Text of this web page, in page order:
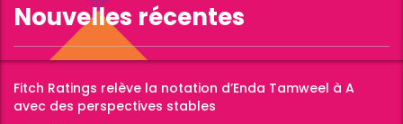
Nouvelles récentes
Fitch Ratings relève la notation d’Enda Tamweel à A
avec des perspectives stables